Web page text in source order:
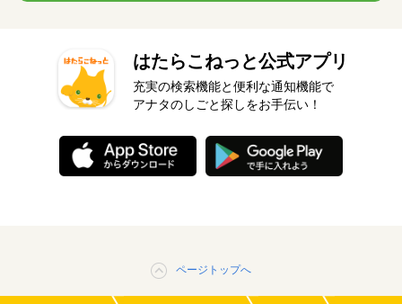
はたらこねっと公式アプリ
充実の検索機能と便利な通知機能で
アナタのしごと探しをお手伝い！
ページトップへ